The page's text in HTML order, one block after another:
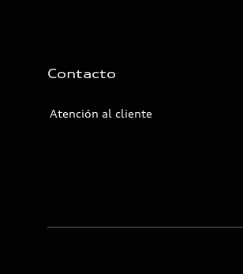
Contacto
Atención al cliente